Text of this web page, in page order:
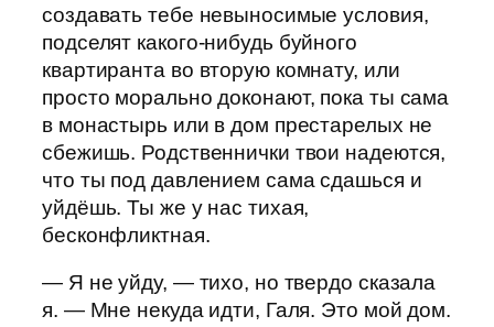
создавать тебе невыносимые условия,
подселят какого-нибудь буйного
квартиранта во вторую комнату, или
просто морально доконают, пока ты сама
в монастырь или в дом престарелых не
сбежишь. Родственнички твои надеются,
что ты под давлением сама сдашься и
уйдёшь. Ты же у нас тихая,
бесконфликтная.
— Я не уйду, — тихо, но твердо сказала
я. — Мне некуда идти, Галя. Это мой дом.